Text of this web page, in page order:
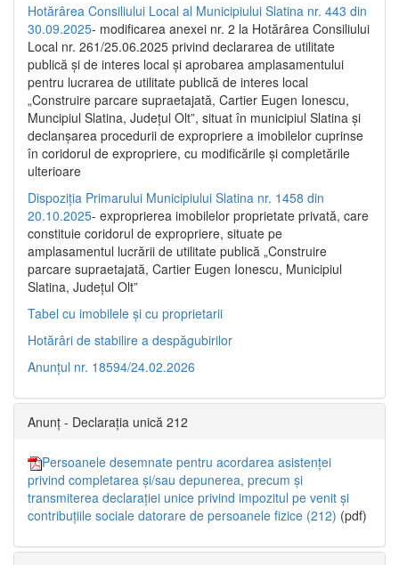
Hotărârea Consiliului Local al Municipiului Slatina nr. 443 din
30.09.2025- modificarea anexei nr. 2 la Hotărârea Consiliului
Local nr. 261/25.06.2025 privind declararea de utilitate
publică şi de interes local şi aprobarea amplasamentului
pentru lucrarea de utilitate publică de interes local
„Construire parcare supraetajată, Cartier Eugen Ionescu,
Muncipiul Slatina, Judeţul Olt”, situat în municipiul Slatina şi
declanşarea procedurii de expropriere a imobilelor cuprinse
în coridorul de expropriere, cu modificările şi completările
ulterioare
Dispoziția Primarului Municipiului Slatina nr. 1458 din
20.10.2025- exproprierea imobilelor proprietate privată, care
constituie coridorul de expropriere, situate pe
amplasamentul lucrării de utilitate publică „Construire
parcare supraetajată, Cartier Eugen Ionescu, Municipiul
Slatina, Județul Olt”
Tabel cu imobilele și cu proprietarii
Hotărâri de stabilire a despăgubirilor
Anunțul nr. 18594/24.02.2026
Anunț - Declarația unică 212
Persoanele desemnate pentru acordarea asistenței
privind completarea și/sau depunerea, precum și
transmiterea declarației unice privind impozitul pe venit și
contribuțiile sociale datorare de persoanele fizice (212) (pdf)